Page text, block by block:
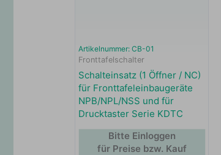
Artikelnummer: CB-01
Fronttafelschalter
Schalteinsatz (1 Öffner / NC)
für Fronttafeleinbaugeräte
NPB/NPL/NSS und für
Drucktaster Serie KDTC
Bitte Einloggen
für Preise bzw. Kauf